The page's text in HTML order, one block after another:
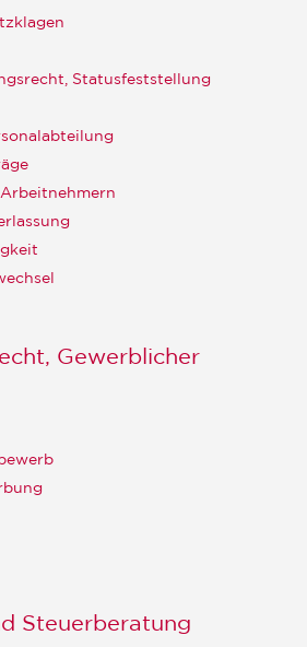
Statusfeststellung
Gewerblicher
Steuerberatung